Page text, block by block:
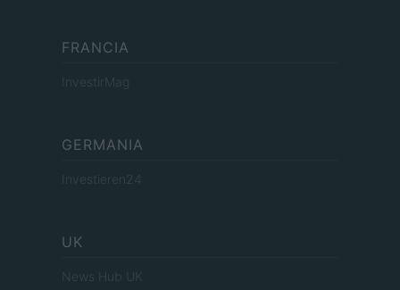
FRANCIA
InvestirMag
GERMANIA
Investieren24
UK
News Hub UK